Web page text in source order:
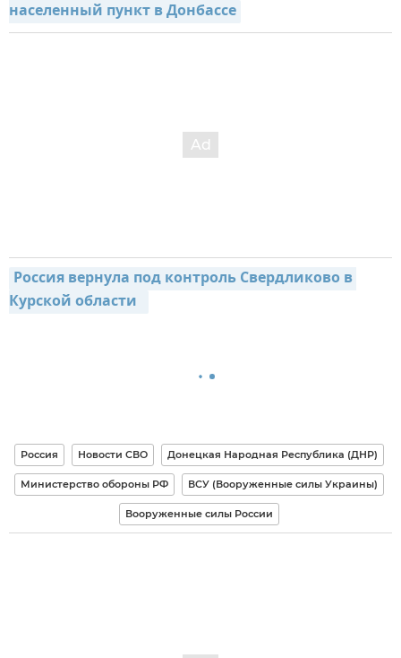
населенный пункт в Донбассе
Россия вернула под контроль Свердликово в
Курской области
Россия Новости СВО Донецкая Народная Республика (ДНР)
Министерство обороны РФ ВСУ (Вооруженные силы Украины)
Вооруженные силы России